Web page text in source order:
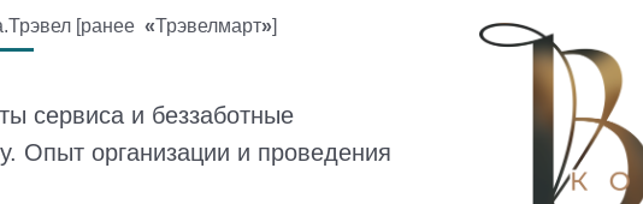
[ранее «Трэвелмарт»]
сервиса и беззаботные
Опыт организации и проведения